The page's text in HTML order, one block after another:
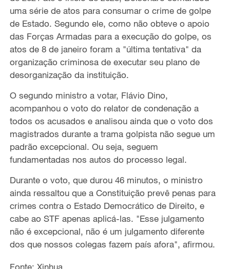
uma série de atos para consumar o crime de golpe
de Estado. Segundo ele, como não obteve o apoio
das Forças Armadas para a execução do golpe, os
atos de 8 de janeiro foram a "última tentativa" da
organização criminosa de executar seu plano de
desorganização da instituição.
O segundo ministro a votar, Flávio Dino,
acompanhou o voto do relator de condenação a
todos os acusados e analisou ainda que o voto dos
magistrados durante a trama golpista não segue um
padrão excepcional. Ou seja, seguem
fundamentadas nos autos do processo legal.
Durante o voto, que durou 46 minutos, o ministro
ainda ressaltou que a Constituição prevê penas para
crimes contra o Estado Democrático de Direito, e
cabe ao STF apenas aplicá-las. "Esse julgamento
não é excepcional, não é um julgamento diferente
dos que nossos colegas fazem país afora", afirmou.
Fonte: Xinhua